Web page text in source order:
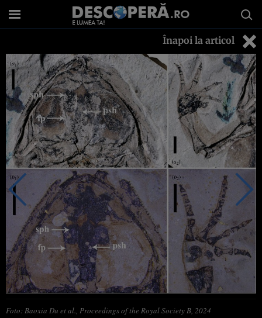
Înapoi la articol
Foto: Baoxia Du et al., Proceedings of the Royal Society B, 2024